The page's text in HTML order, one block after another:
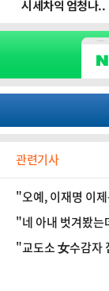
관련기사
"오예, 이재명 이
"네 아내 벗겨봤
한 스토킹
"교도소 女수감자